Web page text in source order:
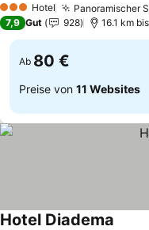
3 SterneHotel Panoramischer
7,9 Gut 928 16.1 km
Ab 80 €
Preise von 11 Websites
Hotel Diadema